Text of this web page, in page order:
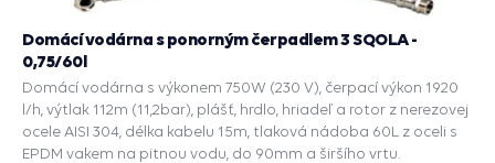
Domácí vodárna s ponorným čerpadlem 3 SQOLA -
0,75/60l
Domácí vodárna s výkonem 750W (230 V), čerpací výkon 1920
l/h, výtlak 112m (11,2bar), plášť, hrdlo, hriadeľ a rotor z nerezovej
ocele AISI 304, délka kabelu 15m, tlaková nádoba 60L z oceli s
EPDM vakem na pitnou vodu, do 90mm a širšího vrtu.